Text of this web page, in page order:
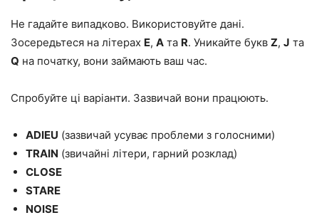
Не гадайте випадково. Використовуйте дані.
Зосередьтеся на літерах E, A та R. Уникайте букв Z, J та
Q на початку, вони займають ваш час.
Спробуйте ці варіанти. Зазвичай вони працюють.
ADIEU (зазвичай усуває проблеми з голосними)
TRAIN (звичайні літери, гарний розклад)
CLOSE
STARE
NOISE